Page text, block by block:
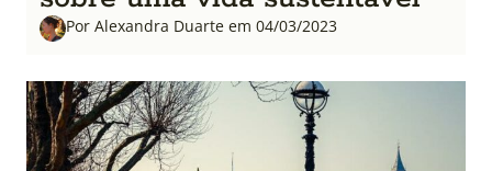
Por Alexandra Duarte em 04/03/2023